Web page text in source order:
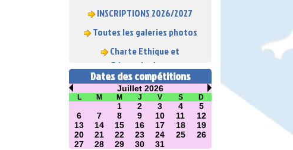
INSCRIPTIONS 2026/2027
Toutes les galeries photos
Charte Ethique et
Déontologique
Dates des compétitions
Juillet 2026
L M M J V S D
1 2 3 4
5
6
7 8 9 10 11
12
13
14 15 16 17 18
19
20
21 22 23 24 25
26
27
28 29 30 31